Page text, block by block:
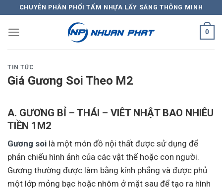
content
CHUYÊN PHÂN PHỐI TẤM NHỰA LẤY SÁNG THÔNG MINH
0
TIN TỨC
Giá Gương Soi Theo M2
A. GƯƠNG BỈ – THÁI – VIÊT NHẬT BAO NHIÊU
TIỀN 1M2
Gương soi là một món đồ nội thất được sử dụng để
phản chiếu hình ảnh của các vật thể hoặc con người.
Gương thường được làm bằng kính phẳng và được phủ
một lớp mỏng bạc hoặc nhôm ở mặt sau để tạo ra hình